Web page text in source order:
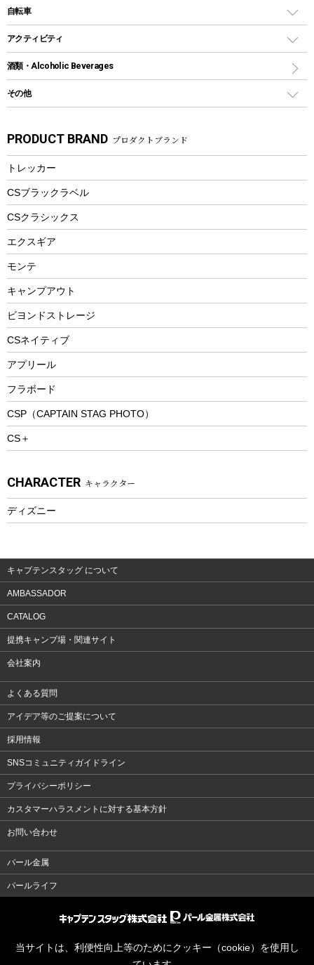
グランドシート
ガイドロープ
ツール
焚き火台&ストーブ
火起こし
バーベキューツール
クッキングツール
ナイフ
カトラリー
マグカップ、カップ
ステンレスボトル
フードボトル
トレー
ランチョンマット
ランチボックス
ディズニーボトル
保冷剤
リュック、バックパック
トートバッグ、サコッシュ
ショッピングキャリー
その他アウトドア雑貨
スプレー関係
ツール、他
インフレータブル
カヤック
パドル
ヘルメット
エアーポンプ
アクセサリー
自転車
折りたたみ自転車
スポーツサイクル
シティサイクル
自転車ウェア
アクティビティ
マリン
ラッシュガード
パラソル
フローティングベスト
ヘルメット
エアーポンプ
ビーチテント
ウィンター
スノーシュー
防寒ウェア
トレッキング
トレッキングアクセサリー
プレイグッズ
ウェルネス
ウェア、タオル
ウェア
酒類・Alcoholic Beverages
その他
湯たんぽ
防災用品
PRODUCT BRAND プロダクトブランド
トレッカー
CSブラックラベル
CSクラシックス
エクスギア
モンテ
キャンプアウト
ビヨンドストレージ
CSネイティブ
アプリール
フラボード
CSP（CAPTAIN STAG PHOTO）
CS＋
CHARACTER キャラクター
ディズニー
キャプテンスタッグ について
AMBASSADOR
CATALOG
提携キャンプ場・関連サイト
会社案内
よくある質問
アイデア等のご提案について
採用情報
SNSコミュニティガイドライン
プライバシーポリシー
カスタマーハラスメントに対する基本方針
お問い合わせ
パール金属
パールライフ
当サイトは、利便性向上等のためにクッキー（cookie）を使用し